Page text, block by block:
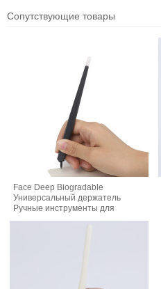
Сопутствующие товары
Face Deep Biogradable
Универсальный держатель
Ручные инструменты для
микроблейдинга Одноразовая